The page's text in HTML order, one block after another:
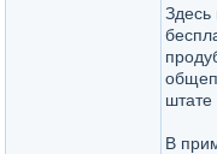
Здесь
штате
В